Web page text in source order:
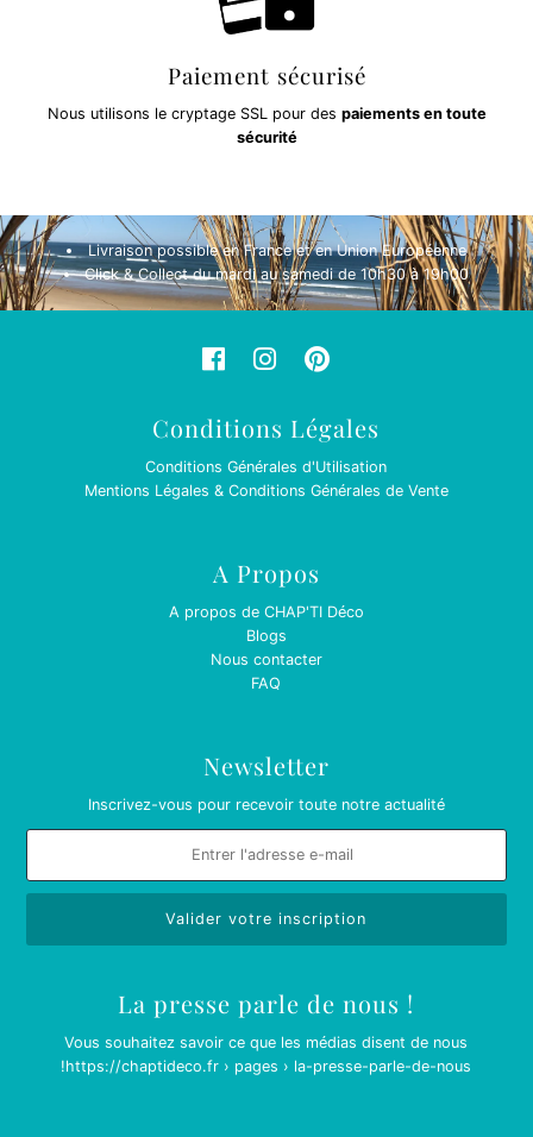
Paiement sécurisé
Nous utilisons le cryptage SSL pour des paiements en toute
sécurité
Livraison possible en France et en Union Européenne
Click & Collect du mardi au samedi de 10h30 à 19h00
Conditions Légales
Conditions Générales d'Utilisation
Mentions Légales & Conditions Générales de Vente
A Propos
A propos de CHAP'TI Déco
Blogs
Nous contacter
FAQ
Newsletter
Inscrivez-vous pour recevoir toute notre actualité
La presse parle de nous !
Vous souhaitez savoir ce que les médias disent de nous
!https://chaptideco.fr › pages › la-presse-parle-de-nous